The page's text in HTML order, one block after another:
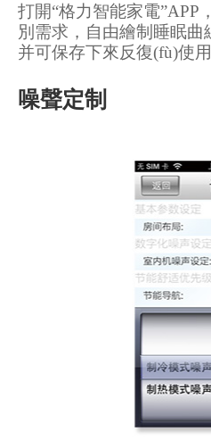
打開“格力智能家電”APP，
別需求，自由繪制睡眠曲線
并可保存下來反復(fù)使用
噪聲定制